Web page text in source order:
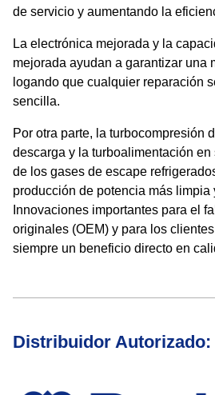
de servicio y aumentando la
La electrónica mejorada y la
mejorada ayudan a garantizar una
logando que cualquier reparación
sencilla.
Por otra parte, la turbocompresión
descarga y la turboalimentación
de los gases de escape
producción de potencia más limpia
Innovaciones importantes para el
originales (OEM) y para los
siempre un beneficio directo en
Distribuidor Autorizado: